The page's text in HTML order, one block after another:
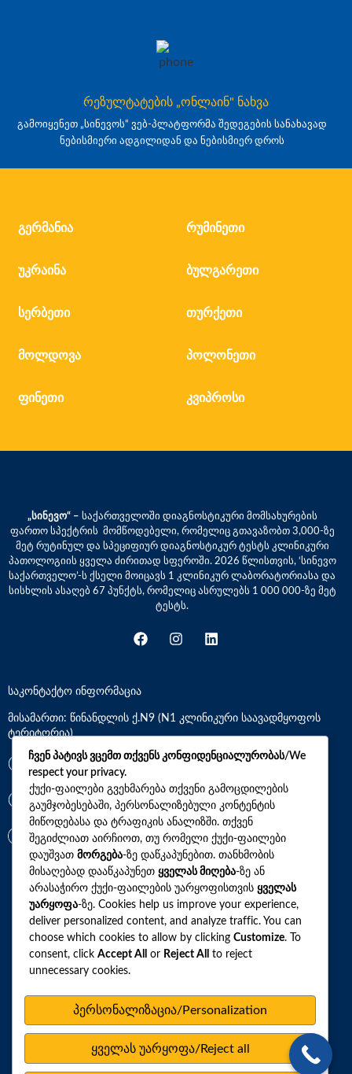
რეზულტატების „ონლაინ" ნახვა
გამოიყენეთ „სინევოს“ ვებ-პლატფორმა შედეგების სანახავად
ნებისმიერი ადგილიდან და ნებისმიერ დროს
გერმანია რუმინეთი
უკრაინა ბულგარეთი
სერბეთი თურქეთი
მოლდოვა პოლონეთი
ფინეთი კვიპროსი
„სინევო“ – საქართველოში დიაგნოსტიკური მომსახურების
ფართო სპექტრის მომწოდებელი, რომელიც გთავაზობთ 3,000-ზე
მეტ რუტინულ და სპეციფიურ დიაგნოსტიკურ ტესტს კლინიკური
პათოლოგიის ყველა ძირითად სფეროში. 2026 წლისთვის, ‘სინევო
საქართველო’-ს ქსელი მოიცავს 1 კლინიკურ ლაბორატორიასა და
სისხლის ასაღებ 67 პუნქტს, რომელიც ასრულებს 1 000 000-ზე მეტ
ტესტს.
საკონტაქტო ინფორმაცია
მისამართი: წინანდლის ქ.N9 (N1 კლინიკური საავადმყოფოს
ტერიტორია)
*7770
+(995)32 2 800 111
info@synevo.ge
2021 – 2026 © სინევო. ყველა უფლება დაცულია
ყველა ანალიზი
ჩვენი აქციები და პროფილები
როგორ მოვემზადოთ ტესტების ჩასაბარებლად
ლაბორატორიული ცენტრები
სარედაქციო პოლიტიკა
ჩვენ პატივს ვცემთ თქვენს კონფიდენციალურობას/We
respect your privacy.
ქუქი-ფაილები გვეხმარება თქვენი გამოცდილების
გაუმჯობესებაში, პერსონალიზებული კონტენტის
მიწოდებასა და ტრაფიკის ანალიზში. თქვენ
შეგიძლიათ აირჩიოთ, თუ რომელი ქუქი-ფაილები
დაუშვათ მორგება-ზე დაწკაპუნებით. თანხმობის
მისაღებად დააწკაპუნეთ ყველას მიღება-ზე ან
არასაჭირო ქუქი-ფაილების უარყოფისთვის ყველას
უარყოფა-ზე. Cookies help us improve your experience,
deliver personalized content, and analyze traffic. You can
choose which cookies to allow by clicking Customize. To
consent, click Accept All or Reject All
to reject
unnecessary cookies.
პერსონალიზაცია/Personalization
ყველას უარყოფა/Reject all